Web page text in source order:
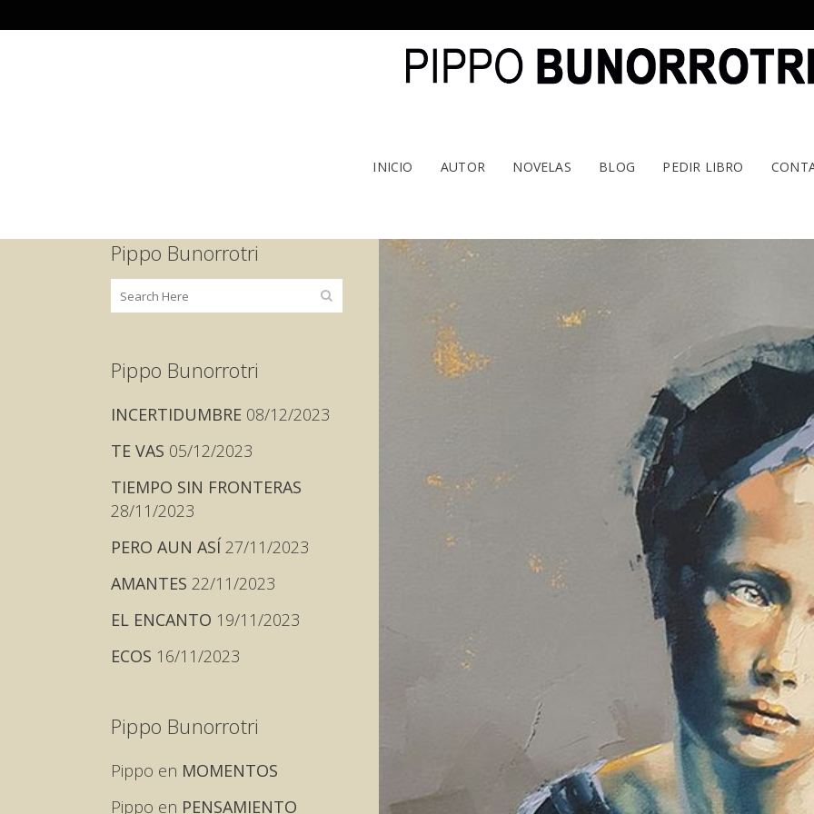
INICIO AUTOR NOVELAS BLOG PEDIR LIBRO
Pippo Bunorrotri
Pippo Bunorrotri
INCERTIDUMBRE 08/12/2023
TE VAS 05/12/2023
TIEMPO SIN FRONTERAS
28/11/2023
PERO AUN ASÍ 27/11/2023
AMANTES 22/11/2023
EL ENCANTO 19/11/2023
ECOS 16/11/2023
Pippo Bunorrotri
Pippo en MOMENTOS
Pippo en PENSAMIENTO